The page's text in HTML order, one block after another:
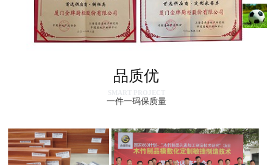
品质优
一件一码保质量